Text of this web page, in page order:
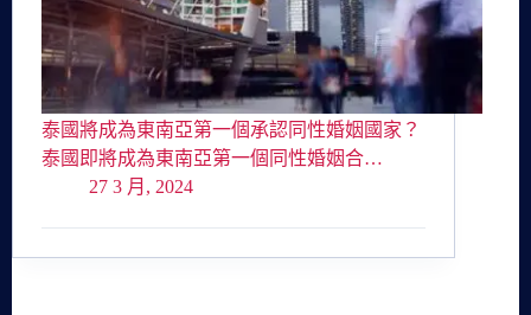
泰國將成為東南亞第一個承認同性婚姻國家？
泰國即將成為東南亞第一個同性婚姻合…
27 3 月, 2024